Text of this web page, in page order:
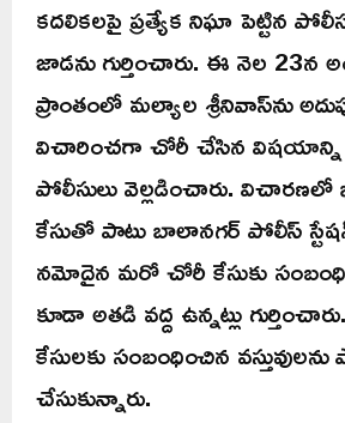
కదలికలపై ప్రత్యేక నిఘా పెట్టిన
జాడను గుర్తించారు. ఈ నెల 23న
ప్రాంతంలో మల్యాల శ్రీనివాస్‌ను
విచారించగా చోరీ చేసిన విషయాన్ని
పోలీసులు వెల్లడించారు.
కేసుతో పాటు బాలానగర్ పోలీస్
నమోదైన మరో చోరీ కేసుకు
కూడా అతడి వద్ద ఉన్నట్లు
కేసులకు సంబంధించిన
చేసుకున్నారు.